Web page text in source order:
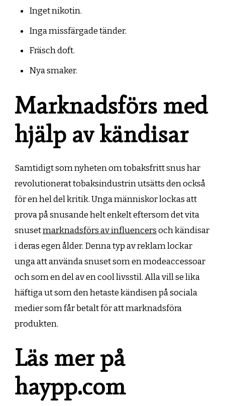
Inget nikotin.
Inga missfärgade tänder.
Fräsch doft.
Nya smaker.
Marknadsförs med
hjälp av kändisar
Samtidigt som nyheten om tobaksfritt snus har
revolutionerat tobaksindustrin utsätts den också
för en hel del kritik. Unga människor lockas att
prova på snusande helt enkelt eftersom det vita
snusetmarknadsförs av influencersoch kändisar
i deras egen ålder. Denna typ av reklam lockar
unga att använda snuset som en modeaccessoar
och som en del av en cool livsstil. Alla vill se lika
häftiga ut som den hetaste kändisen på sociala
medier som får betalt för att marknadsföra
produkten.
Läs mer på
haypp.com